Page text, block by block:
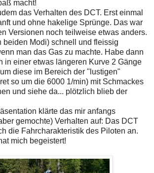
macht!
das Verhalten des DCT. Erst einmal
und ohne hakelige Sprünge. Das war
Versionen noch teilweise etwas anders.
beiden Modi) schnell und fleissig
man das Gas zu machte. Habe dann
in einer etwas längeren Kurve 2 Gänge
diese im Bereich der "lustigen"
so um die 6000 1/min) mit Schmackes
und siehe da... plötzlich blieb der
klärte das mir anfangs
gemochte) Verhalten auf: Das DCT
die Fahrcharakteristik des Piloten an.
mich begeistert!